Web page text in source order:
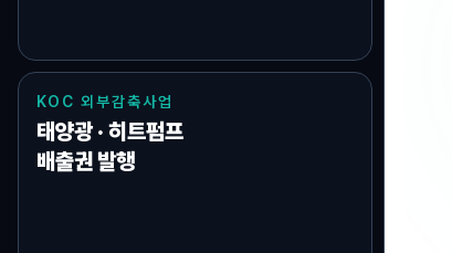
KOC 외부감축사업
태양광 · 히트펌프
배출권 발행